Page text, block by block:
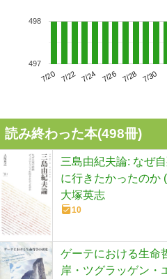
7/20 7/22 7/24 7/26 7/28 7/30
497
498
読み終わった本(498冊)
三島由紀夫論: なぜ
に行きたかったのか
大塚英志
10
ゲーテにおける生命
岸・ツグラッゲン・